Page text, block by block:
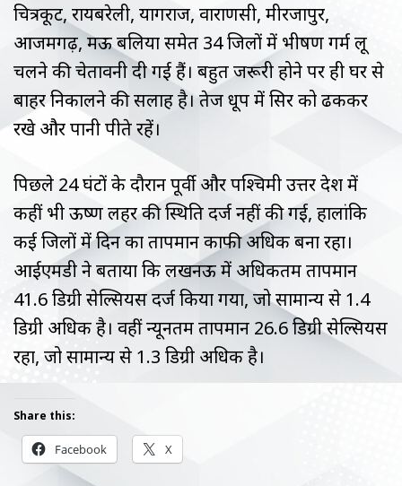
चित्रकूट, रायबरेली, प्रयागराज, वाराणसी, मीरजापुर,
आजमगढ़, मऊ बलिया समेत 34 जिलों में भीषण गर्म लू
चलने की चेतावनी दी गई हैं। बहुत जरूरी होने पर ही घर से
बाहर निकालने की सलाह है। तेज धूप में सिर को ढककर
रखे और पानी पीते रहें।
पिछले 24 घंटों के दौरान पूर्वी और पश्चिमी उत्तर प्रदेश में
कहीं भी ऊष्ण लहर की स्थिति दर्ज नहीं की गई, हालांकि
कई जिलों में दिन का तापमान काफी अधिक बना रहा।
आईएमडी ने बताया कि लखनऊ में अधिकतम तापमान
41.6 डिग्री सेल्सियस दर्ज किया गया, जो सामान्य से 1.4
डिग्री अधिक है। वहीं न्यूनतम तापमान 26.6 डिग्री सेल्सियस
रहा, जो सामान्य से 1.3 डिग्री अधिक है।
Share this:
Facebook X